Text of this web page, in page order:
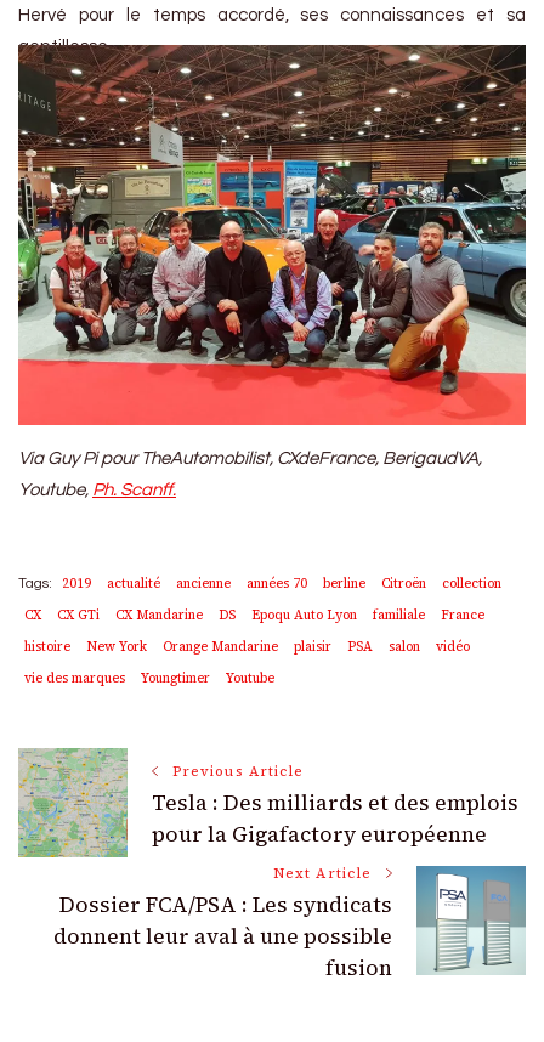
Hervé pour le temps accordé, ses connaissances et sa
gentillesse.
Via Guy Pi pour TheAutomobilist, CXdeFrance, BerigaudVA,
Youtube, Ph. Scanff.
Tags: 2019 actualité ancienne années 70 berline Citroën
collection
CX
CX GTi CX Mandarine DS Epoqu Auto Lyon familiale
France
histoire
New York Orange Mandarine plaisir PSA salon
vidéo
vie des marques
Youngtimer Youtube
Post
Navigation
Previous Article
Tesla : Des milliards et des emplois
pour la Gigafactory européenne
Next Article
Dossier FCA/PSA : Les syndicats
donnent leur aval à une possible
fusion